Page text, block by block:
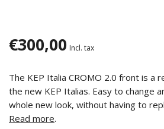
€300,00 Incl. tax
The KEP Italia CROMO 2.0 front is a
the new KEP Italias. Easy to change
whole new look, without having to
Read more.